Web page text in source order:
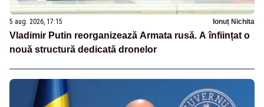
5 aug. 2026, 17:15 Ionuț Nichita
Vladimir Putin reorganizează Armata rusă. A înființat o
nouă structură dedicată dronelor